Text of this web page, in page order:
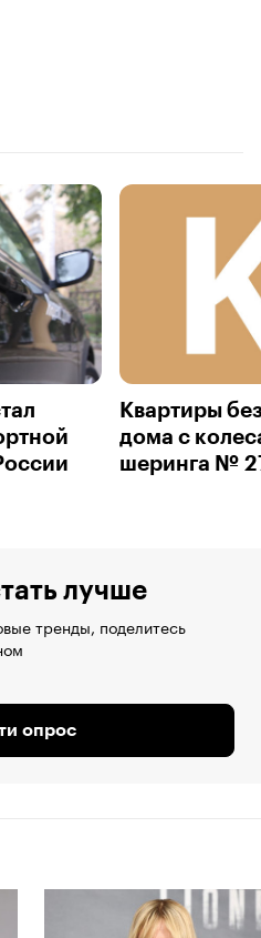
Квартиры
дома с
шеринга №
лучше
тренды, поделитесь
опрос